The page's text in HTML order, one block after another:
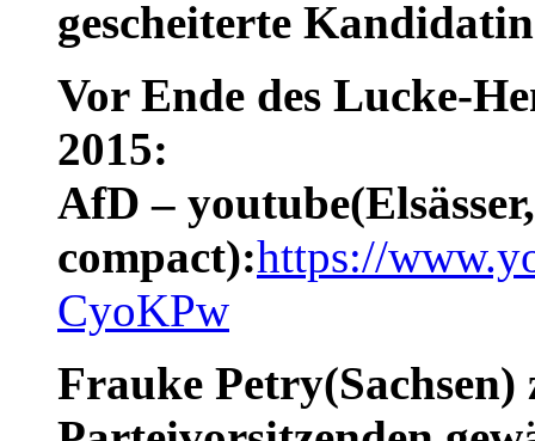
gescheiterte
Vor Ende des Lucke-
2015:
AfD –
compact):https://
CyoKPw
Frauke